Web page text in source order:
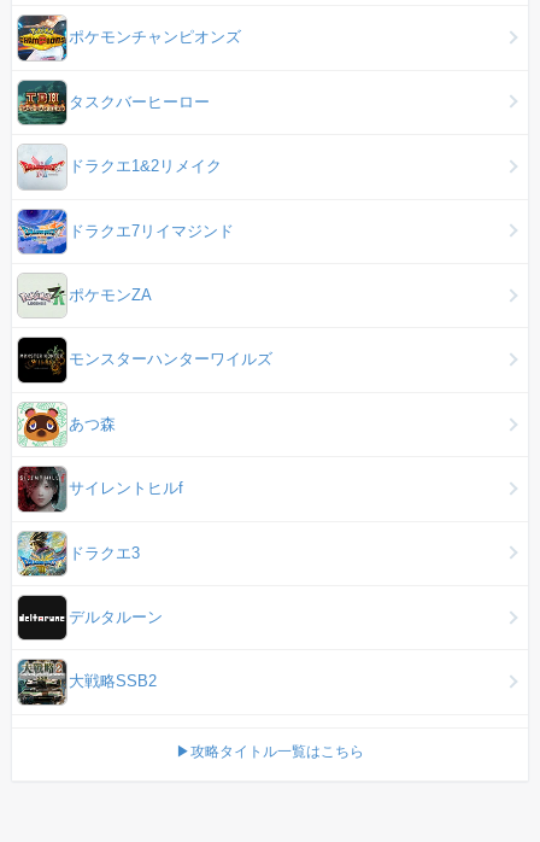
ポケモンチャンピオンズ
タスクバーヒーロー
ドラクエ1&2リメイク
ドラクエ7リイマジンド
ポケモンZA
モンスターハンターワイルズ
あつ森
サイレントヒルf
ドラクエ3
デルタルーン
大戦略SSB2
▶攻略タイトル一覧はこちら